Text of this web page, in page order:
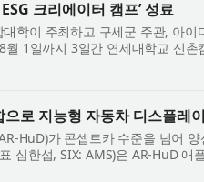
크리에이터 캠프’ 성료
학이 주최하고 구세군 주관, 아이
월 1일까지 3일간 연세대학교 신
...
로 지능형 자동차 디스플레
HuD)가 콘셉트카 수준을 넘어
심한섭, SIX: AMS)은 AR-HuD
Comp...